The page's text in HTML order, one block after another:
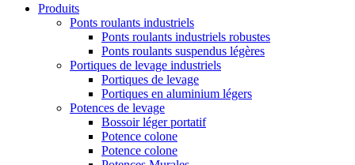
Produits
Ponts roulants industriels
Ponts roulants industriels robustes
Ponts roulants suspendus légères
Portiques de levage industriels
Portiques de levage
Portiques en aluminium légers
Potences de levage
Bossoir léger portatif
Potence colone
Potence colone